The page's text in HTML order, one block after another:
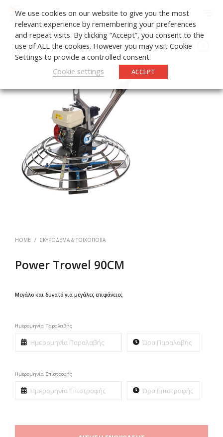
0
HOME / ΣΚΥΡΌΔΕΜΑ & ΤΟΙΧΟΠΟΙΊΑ
Power Trowel 90CM
Μεγάλο και δυνατό για μεγάλες επιφάνειες
Ημερομηνία Παραλαβής
Ημερομηνία Επιστροφής
We use cookies on our website to give you the most
relevant experience by remembering your preferences
and repeat visits. By clicking “Accept”, you consent to the
use of ALL the cookies. However you may visit Cookie
Settings to provide a controlled consent.
Cookie settings
ACCEPT